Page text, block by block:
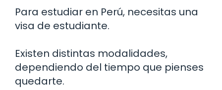
Para estudiar en Perú, necesitas una
visa de estudiante.
Existen distintas modalidades,
dependiendo del tiempo que pienses
quedarte.